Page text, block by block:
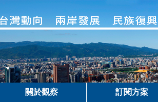
關於觀察 訂閱方案